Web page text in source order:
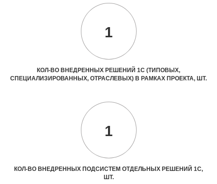
1
КОЛ-ВО ВНЕДРЕННЫХ РЕШЕНИЙ 1С (ТИПОВЫХ,
СПЕЦИАЛИЗИРОВАННЫХ, ОТРАСЛЕВЫХ) В РАМКАХ ПРОЕКТА, ШТ.
1
КОЛ-ВО ВНЕДРЕННЫХ ПОДСИСТЕМ ОТДЕЛЬНЫХ РЕШЕНИЙ 1С,
ШТ.